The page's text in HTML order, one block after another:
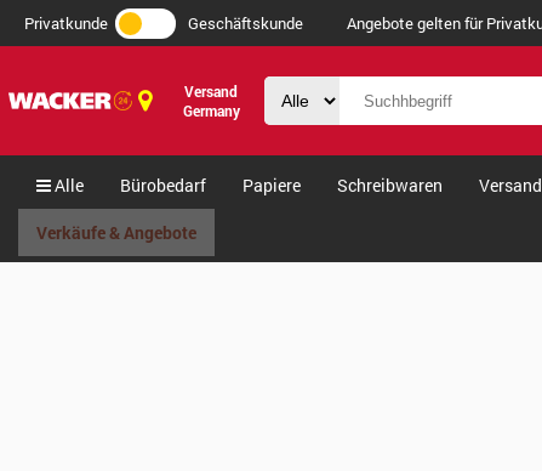
Privatkunde Geschäftskunde Angebote gelten für
Versand
Germany
Alle Bürobedarf Papiere Schreibwaren Versand
Verkäufe & Angebote